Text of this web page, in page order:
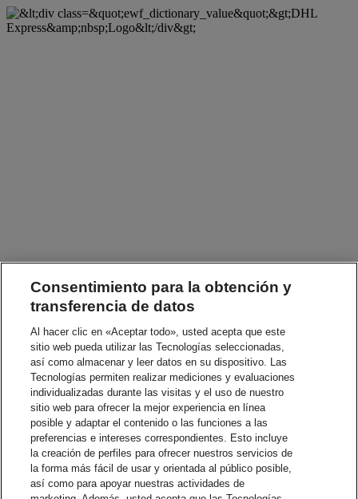
Consentimiento para la obtención y
transferencia de datos
Al hacer clic en «Aceptar todo», usted acepta que este
sitio web pueda utilizar las Tecnologías seleccionadas,
así como almacenar y leer datos en su dispositivo. Las
Tecnologías permiten realizar mediciones y evaluaciones
individualizadas durante las visitas y el uso de nuestro
sitio web para ofrecer la mejor experiencia en línea
posible y adaptar el contenido o las funciones a las
preferencias e intereses correspondientes. Esto incluye
la creación de perfiles para ofrecer nuestros servicios de
la forma más fácil de usar y orientada al público posible,
así como para apoyar nuestras actividades de